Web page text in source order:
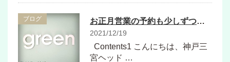
ブログ お正月営業の予約も少しずつ入ってきました♪
2021/12/19
Contents1 こんにちは、神戸三
宮ヘッド …